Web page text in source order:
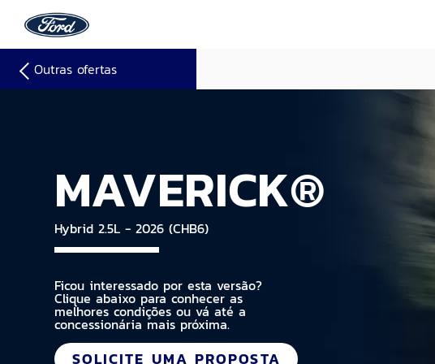
Outras ofertas
MAVERICK®
Hybrid 2.5L - 2026 (CHB6)
Ficou interessado por esta versão?
Clique abaixo para conhecer as
melhores condições ou vá até a
concessionária mais próxima.
SOLICITE UMA PROPOSTA